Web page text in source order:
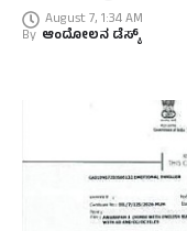
August 7, 1:34 AM
By ಆಂದೋಲನ ಡೆಸ್ಕ್